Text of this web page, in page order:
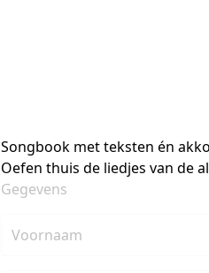
Songbook met teksten én
Oefen thuis de liedjes van de
Gegevens
Voornaam